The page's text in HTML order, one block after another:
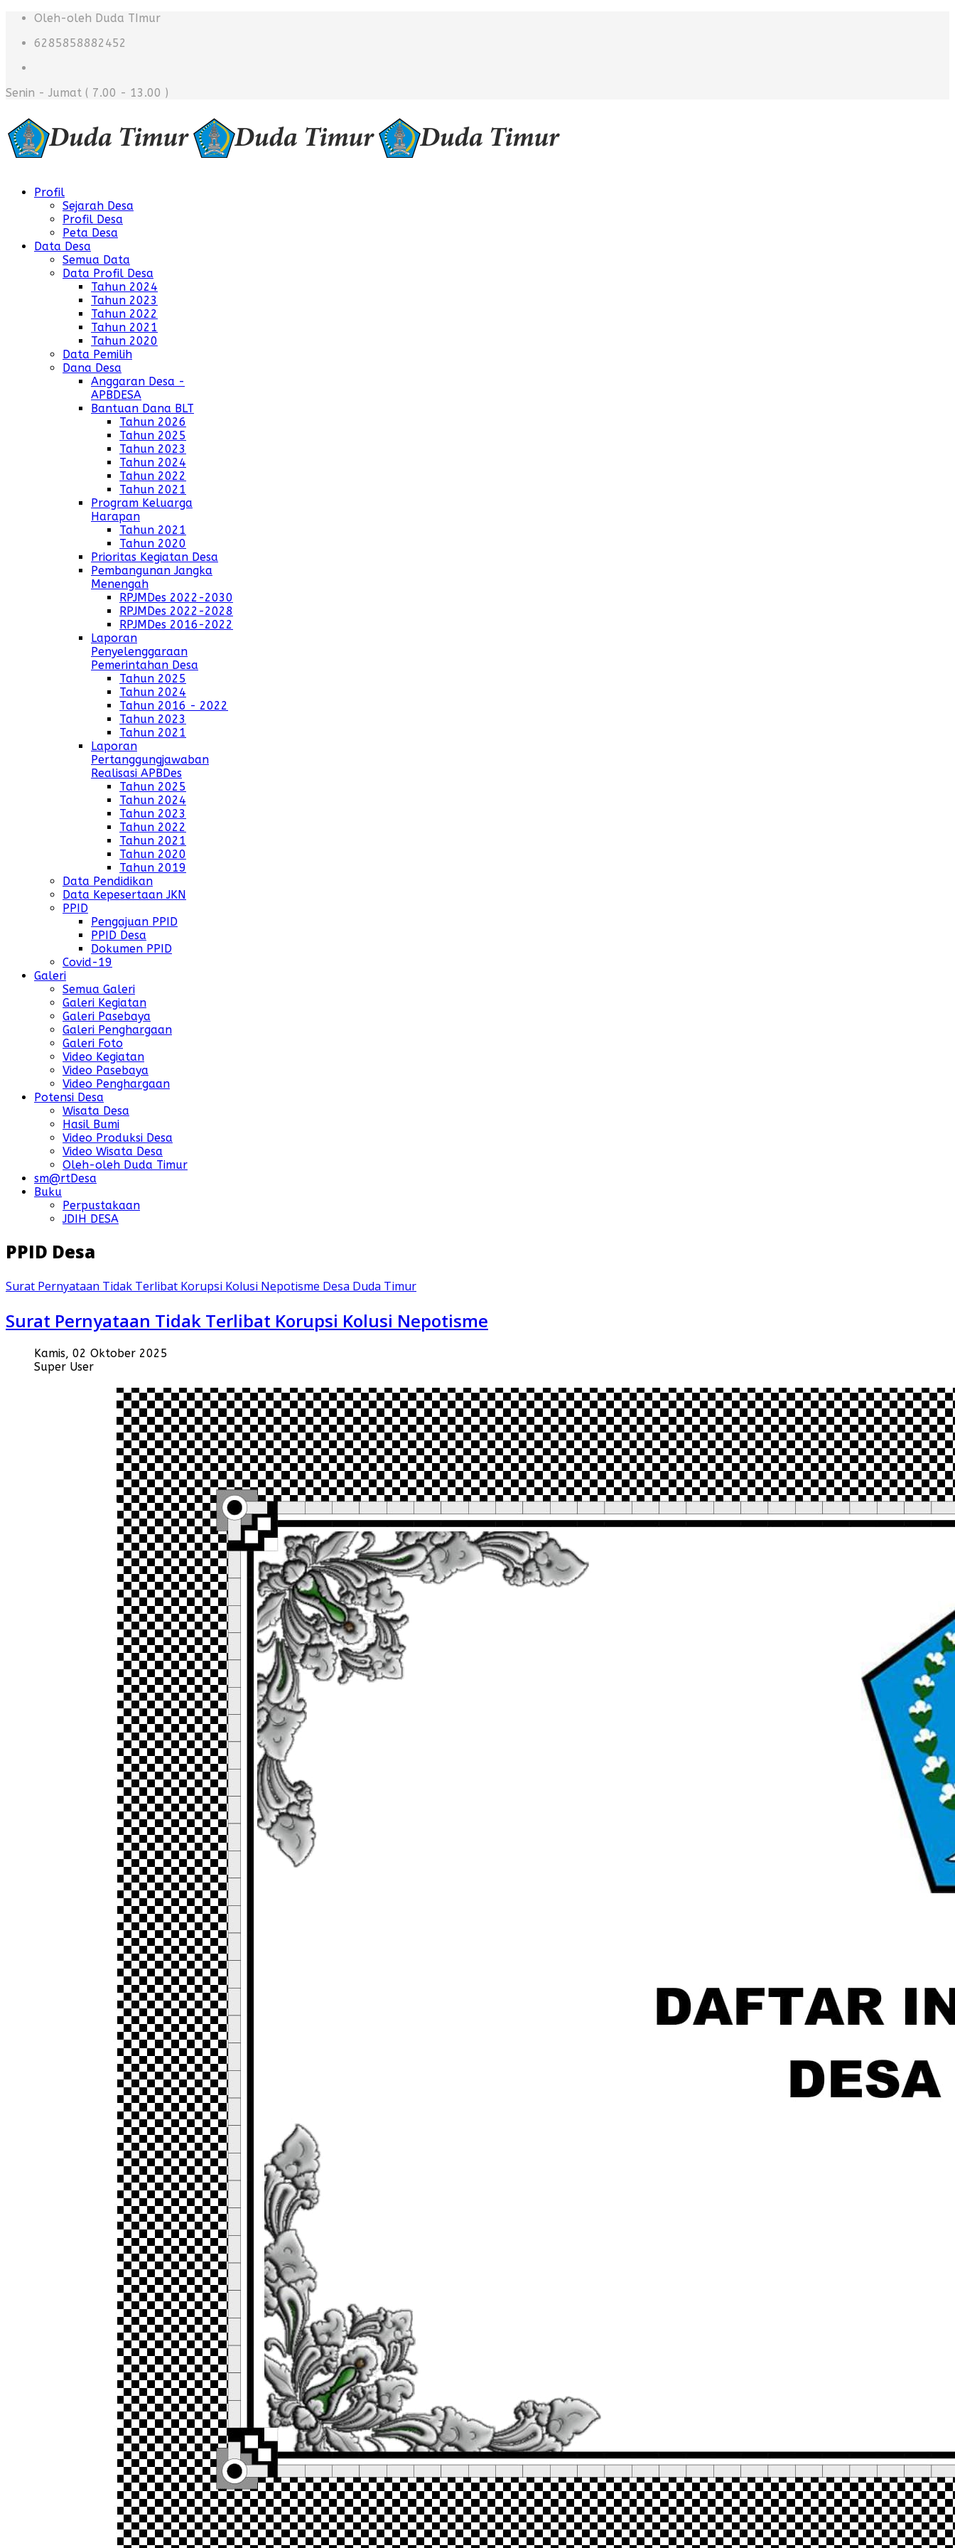
Oleh-oleh Duda TImur
6285858882452
Senin - Jumat ( 7.00 - 13.00 )
Profil
Sejarah Desa
Profil Desa
Peta Desa
Data Desa
Semua Data
Data Profil Desa
Tahun 2024
Tahun 2023
Tahun 2022
Tahun 2021
Tahun 2020
Data Pemilih
Dana Desa
Anggaran Desa -
APBDESA
Bantuan Dana BLT
Tahun 2026
Tahun 2025
Tahun 2023
Tahun 2024
Tahun 2022
Tahun 2021
Program Keluarga
Harapan
Tahun 2021
Tahun 2020
Prioritas Kegiatan Desa
Pembangunan Jangka
Menengah
RPJMDes 2022-2030
RPJMDes 2022-2028
RPJMDes 2016-2022
Laporan
Penyelenggaraan
Pemerintahan Desa
Tahun 2025
Tahun 2024
Tahun 2016 - 2022
Tahun 2023
Tahun 2021
Laporan
Pertanggungjawaban
Realisasi APBDes
Tahun 2025
Tahun 2024
Tahun 2023
Tahun 2022
Tahun 2021
Tahun 2020
Tahun 2019
Data Pendidikan
Data Kepesertaan JKN
PPID
Pengajuan PPID
PPID Desa
Dokumen PPID
Covid-19
Galeri
Semua Galeri
Galeri Kegiatan
Galeri Pasebaya
Galeri Penghargaan
Galeri Foto
Video Kegiatan
Video Pasebaya
Video Penghargaan
Potensi Desa
Wisata Desa
Hasil Bumi
Video Produksi Desa
Video Wisata Desa
Oleh-oleh Duda Timur
sm@rtDesa
Buku
Perpustakaan
JDIH DESA
PPID Desa
Surat Pernyataan Tidak Terlibat Korupsi Kolusi Nepotisme Desa Duda Timur
Surat Pernyataan Tidak Terlibat Korupsi Kolusi Nepotisme
Kamis, 02 Oktober 2025
Super User